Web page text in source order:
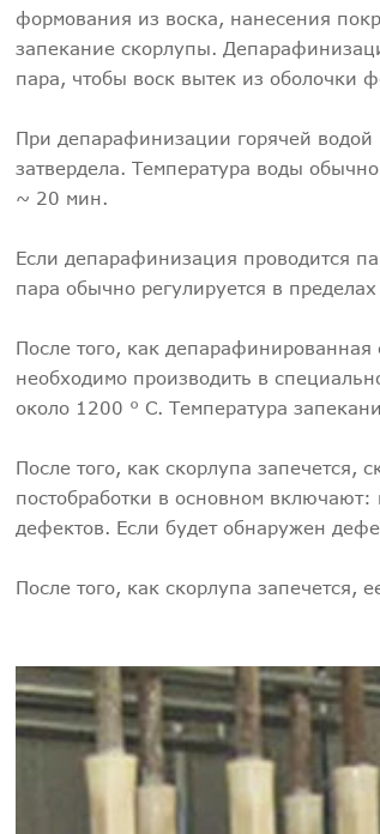
формования из воска, нанесения
запекание скорлупы.
пара, чтобы воск вытек из оболочки
При депарафинизации горячей водой
затвердела. Температура воды
~ 20 мин.
Если депарафинизация проводится
пара обычно регулируется в
После того, как
необходимо производить в
около 1200 ° C. Температура
После того, как скорлупа запечется,
постобработки в основном
дефектов. Если будет обнаружен
После того, как скорлупа запечется,